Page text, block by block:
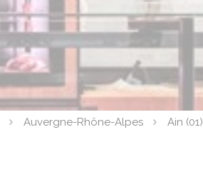
Auvergne-Rhône-Alpes Ain (01)